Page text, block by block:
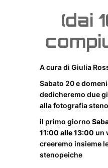
(dai
A cura di Giulia
Sabato 20 e
dedicheremo due
alla fotografia
il primo giorno
11:00 alle 13:00 un
creeremo insieme
stenopeiche